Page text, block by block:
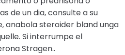
de un dia, consulte a su
anabola steroider bland unga
Si interrumpe el
Stragen..